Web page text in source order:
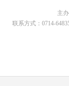
主
联系方式：0714-